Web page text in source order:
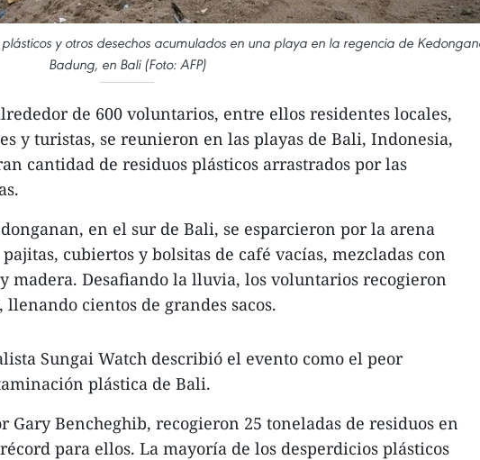
y otros desechos acumulados en una playa en la regencia de
Badung, en Bali (Foto: AFP)
de 600 voluntarios, entre ellos residentes locales,
y turistas, se reunieron en las playas de Bali, Indonesia,
cantidad de residuos plásticos arrastrados por las
en el sur de Bali, se esparcieron por la arena
cubiertos y bolsitas de café vacías, mezcladas con
madera. Desafiando la lluvia, los voluntarios recogieron
llenando cientos de grandes sacos.
Sungai Watch describió el evento como el peor
plástica de Bali.
Gary Bencheghib, recogieron 25 toneladas de residuos en
para ellos. La mayoría de los desperdicios plásticos